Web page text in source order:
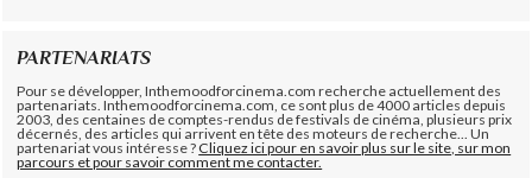
PARTENARIATS
Pour se développer, Inthemoodforcinema.com recherche actuellement des
partenariats. Inthemoodforcinema.com, ce sont plus de 4000 articles depuis
2003, des centaines de comptes-rendus de festivals de cinéma, plusieurs prix
décernés, des articles qui arrivent en tête des moteurs de recherche... Un
partenariat vous intéresse ?Cliquez ici pour en savoir plus sur le site, sur mon
parcours et pour savoir comment me contacter.